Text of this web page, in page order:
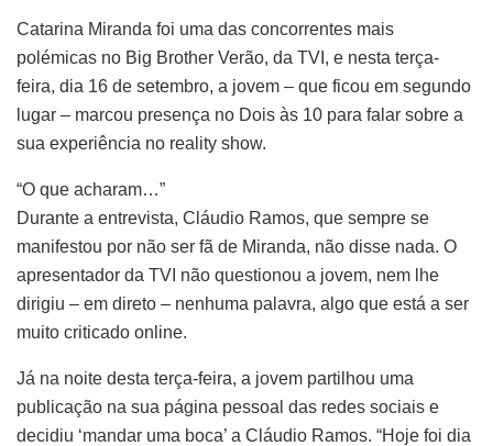
Catarina Miranda foi uma das concorrentes mais
polémicas no Big Brother Verão, da TVI, e nesta terça-
feira, dia 16 de setembro, a jovem – que ficou em segundo
lugar – marcou presença no Dois às 10 para falar sobre a
sua experiência no reality show.
“O que acharam…”
Durante a entrevista, Cláudio Ramos, que sempre se
manifestou por não ser fã de Miranda, não disse nada. O
apresentador da TVI não questionou a jovem, nem lhe
dirigiu – em direto – nenhuma palavra, algo que está a ser
muito criticado online.
Já na noite desta terça-feira, a jovem partilhou uma
publicação na sua página pessoal das redes sociais e
decidiu ‘mandar uma boca’ a Cláudio Ramos. “Hoje foi dia